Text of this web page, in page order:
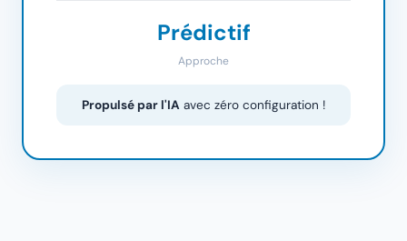
Prédictif
Approche
Propulsé par l'IA avec zéro configuration !